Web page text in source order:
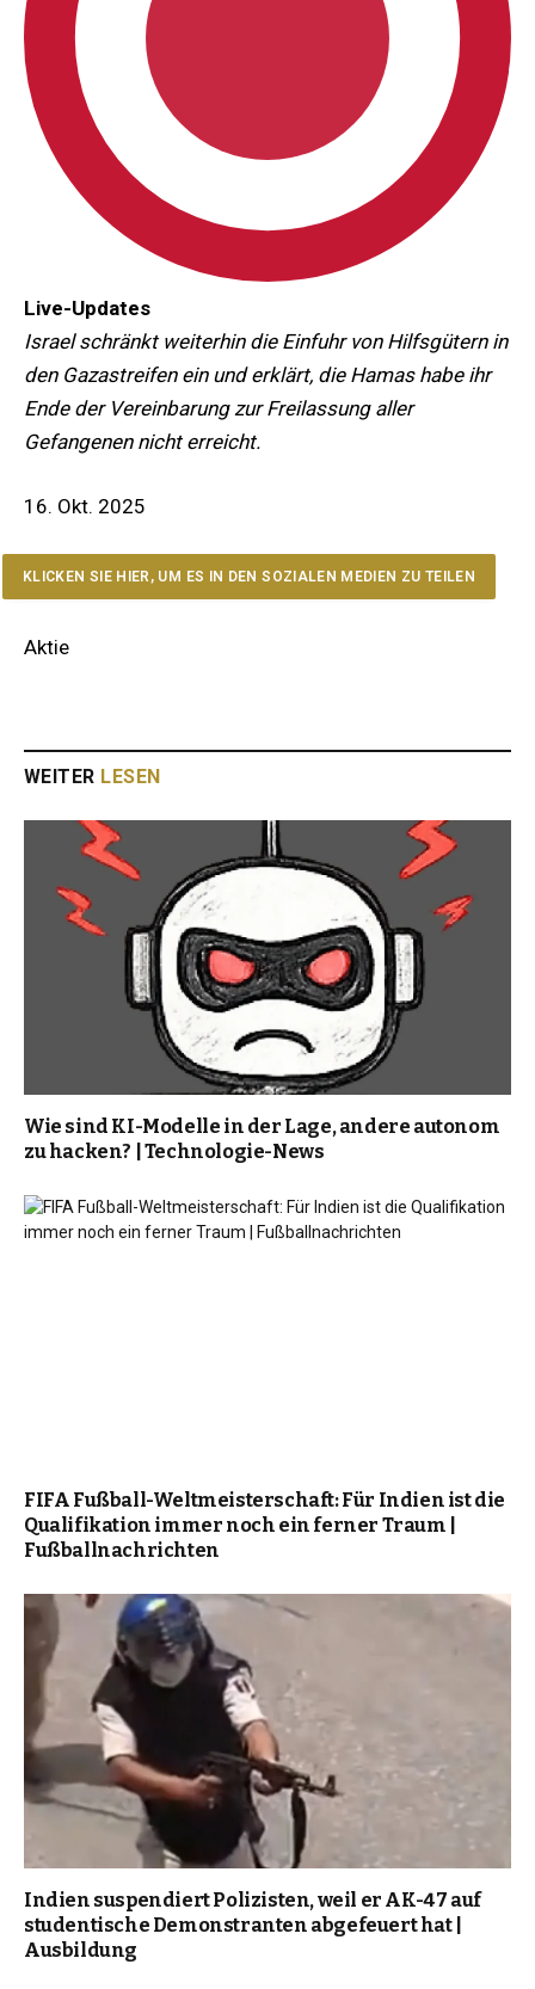
Live-Updates
Israel schränkt weiterhin die Einfuhr von Hilfsgütern in
den Gazastreifen ein und erklärt, die Hamas habe ihr
Ende der Vereinbarung zur Freilassung aller
Gefangenen nicht erreicht.
16. Okt. 2025
KLICKEN SIE HIER, UM ES IN DEN SOZIALEN MEDIEN ZU TEILEN
Aktie
WEITER LESEN
Wie sind KI-Modelle in der Lage, andere autonom
zu hacken? | Technologie-News
FIFA Fußball-Weltmeisterschaft: Für Indien ist die
Qualifikation immer noch ein ferner Traum |
Fußballnachrichten
Indien suspendiert Polizisten, weil er AK-47 auf
studentische Demonstranten abgefeuert hat |
Ausbildung